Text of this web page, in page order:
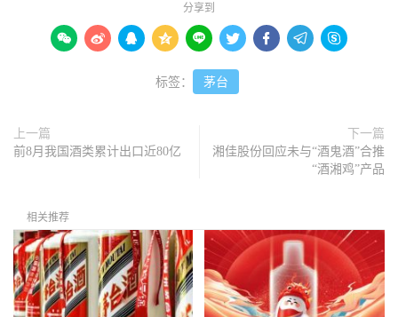
分享到
        
标签： 茅台
上一篇
前8月我国酒类累计出口近80亿
下一篇
湘佳股份回应未与“酒鬼酒”合推
“酒湘鸡”产品
相关推荐